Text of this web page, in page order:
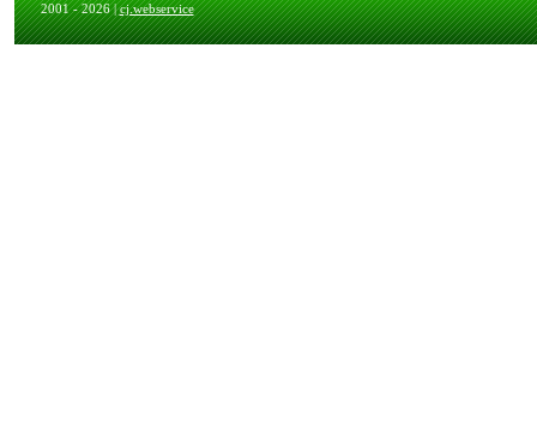
2001 - 2026 |cj.webservice